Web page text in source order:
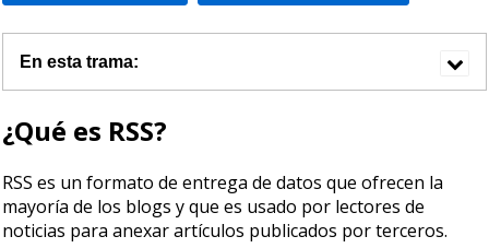
En esta trama:
¿Qué es RSS?
RSS es un formato de entrega de datos que ofrecen la
mayoría de los blogs y que es usado por lectores de
noticias para anexar artículos publicados por terceros.